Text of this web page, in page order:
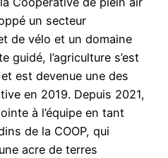
un secteur
de vélo et un domaine
guidé, l’agriculture s’est
est devenue une des
en 2019. Depuis 2021,
à l’équipe en tant
de la COOP, qui
acre de terres